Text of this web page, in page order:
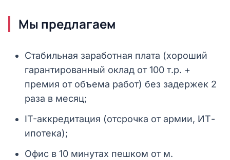
Мы предлагаем
Стабильная заработная плата (хороший
гарантированный оклад от 100 т.р. +
премия от объема работ) без задержек 2
раза в месяц;
IT-аккредитация (отсрочка от армии, ИТ-
ипотека);
Офис в 10 минутах пешком от м.